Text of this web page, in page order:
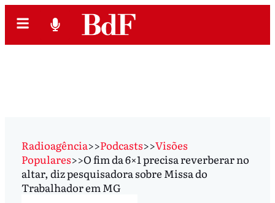
Radioagência>>Podcasts>>Visões
Populares>>O fim da 6×1 precisa reverberar no
altar, diz pesquisadora sobre Missa do
Trabalhador em MG